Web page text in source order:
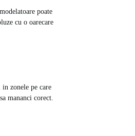
poate
cu o oarecare
zonele pe care
mananci corect.